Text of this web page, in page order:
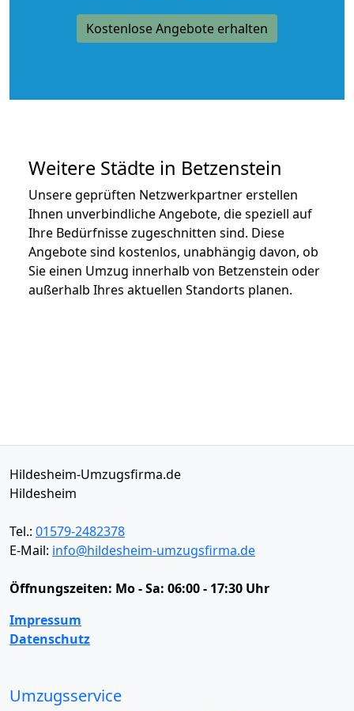
Kostenlose Angebote erhalten
Weitere Städte in Betzenstein
Unsere geprüften Netzwerkpartner erstellen
Ihnen unverbindliche Angebote, die speziell auf
Ihre Bedürfnisse zugeschnitten sind. Diese
Angebote sind kostenlos, unabhängig davon, ob
Sie einen Umzug innerhalb von Betzenstein oder
außerhalb Ihres aktuellen Standorts planen.
Hildesheim-Umzugsfirma.de
Hildesheim
Tel.: 01579-2482378
E-Mail: info@hildesheim-umzugsfirma.de
Öffnungszeiten: Mo - Sa: 06:00 - 17:30 Uhr
Impressum
Datenschutz
Umzugsservice